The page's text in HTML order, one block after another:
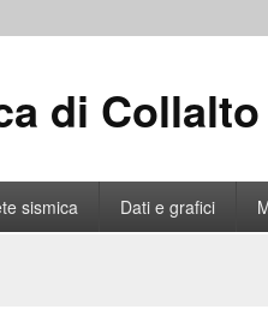
di Collalto
sismica Dati e grafici